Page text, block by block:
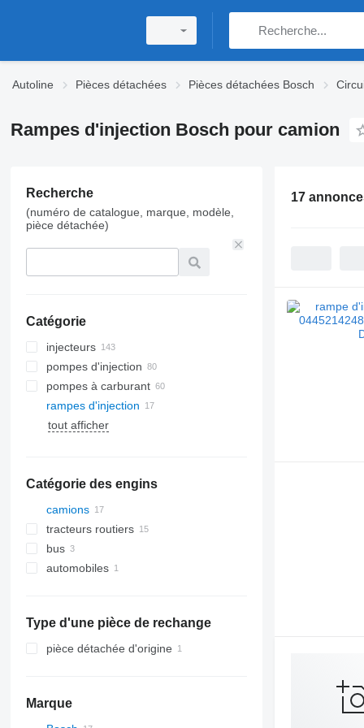
Autoline Pièces détachées Pièces détachées Bosch
Rampes d'injection Bosch pour camion
Recherche
(numéro de catalogue, marque, modèle,
pièce détachée)
Catégorie
injecteurs
pompes d'injection
pompes à carburant
rampes d'injection
tout afficher
Catégorie des engins
camions
tracteurs routiers
bus
automobiles
Type d'une pièce de rechange
pièce détachée d'origine
Marque
17